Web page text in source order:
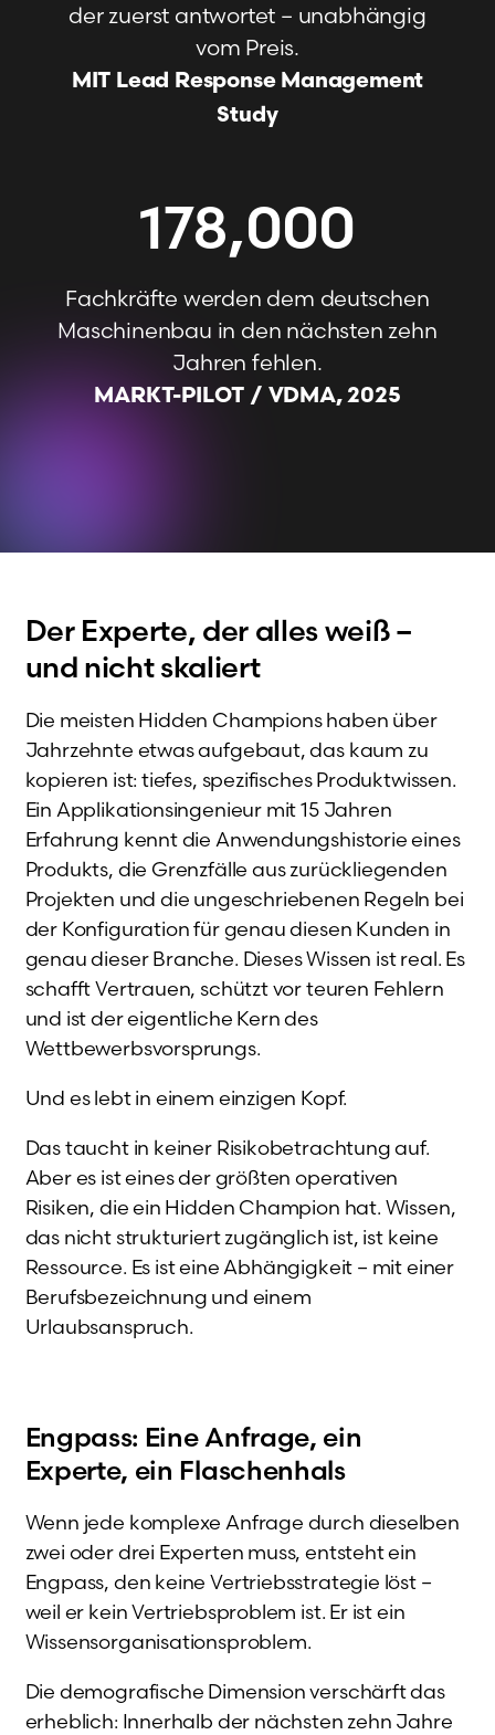
der zuerst antwortet – unabhängig
vom Preis.
MIT Lead Response Management
Study
178,000
Fachkräfte werden dem deutschen
Maschinenbau in den nächsten zehn
Jahren fehlen.
MARKT-PILOT / VDMA, 2025
Der Experte, der alles weiß –
und nicht skaliert
Die meisten Hidden Champions haben über
Jahrzehnte etwas aufgebaut, das kaum zu
kopieren ist: tiefes, spezifisches Produktwissen.
Ein Applikationsingenieur mit 15 Jahren
Erfahrung kennt die Anwendungshistorie eines
Produkts, die Grenzfälle aus zurückliegenden
Projekten und die ungeschriebenen Regeln bei
der Konfiguration für genau diesen Kunden in
genau dieser Branche. Dieses Wissen ist real. Es
schafft Vertrauen, schützt vor teuren Fehlern
und ist der eigentliche Kern des
Wettbewerbsvorsprungs.
Und es lebt in einem einzigen Kopf.
Das taucht in keiner Risikobetrachtung auf.
Aber es ist eines der größten operativen
Risiken, die ein Hidden Champion hat. Wissen,
das nicht strukturiert zugänglich ist, ist keine
Ressource. Es ist eine Abhängigkeit – mit einer
Berufsbezeichnung und einem
Urlaubsanspruch.
Engpass: Eine Anfrage, ein
Experte, ein Flaschenhals
Wenn jede komplexe Anfrage durch dieselben
zwei oder drei Experten muss, entsteht ein
Engpass, den keine Vertriebsstrategie löst –
weil er kein Vertriebsproblem ist. Er ist ein
Wissensorganisationsproblem.
Die demografische Dimension verschärft das
erheblich: Innerhalb der nächsten zehn Jahre